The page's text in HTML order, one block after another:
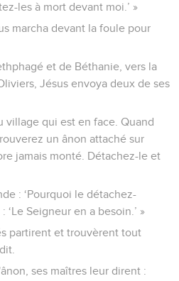
les à mort devant moi.’ »
marcha devant la foule pour
et de Béthanie, vers la
Jésus envoya deux de ses
village qui est en face. Quand
un ânon attaché sur
jamais monté. Détachez-le et
: ‘Pourquoi le détachez-
‘Le Seigneur en a besoin.’ »
partirent et trouvèrent tout
ses maîtres leur dirent :